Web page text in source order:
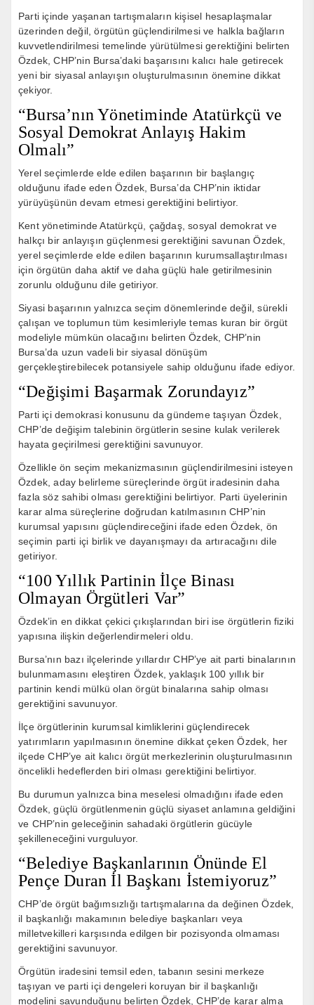
Parti içinde yaşanan tartışmaların kişisel hesaplaşmalar
üzerinden değil, örgütün güçlendirilmesi ve halkla bağların
kuvvetlendirilmesi temelinde yürütülmesi gerektiğini belirten
Özdek, CHP’nin Bursa’daki başarısını kalıcı hale getirecek
yeni bir siyasal anlayışın oluşturulmasının önemine dikkat
çekiyor.
“Bursa’nın Yönetiminde Atatürkçü ve
Sosyal Demokrat Anlayış Hakim
Olmalı”
Yerel seçimlerde elde edilen başarının bir başlangıç
olduğunu ifade eden Özdek, Bursa’da CHP’nin iktidar
yürüyüşünün devam etmesi gerektiğini belirtiyor.
Kent yönetiminde Atatürkçü, çağdaş, sosyal demokrat ve
halkçı bir anlayışın güçlenmesi gerektiğini savunan Özdek,
yerel seçimlerde elde edilen başarının kurumsallaştırılması
için örgütün daha aktif ve daha güçlü hale getirilmesinin
zorunlu olduğunu dile getiriyor.
Siyasi başarının yalnızca seçim dönemlerinde değil, sürekli
çalışan ve toplumun tüm kesimleriyle temas kuran bir örgüt
modeliyle mümkün olacağını belirten Özdek, CHP’nin
Bursa’da uzun vadeli bir siyasal dönüşüm
gerçekleştirebilecek potansiyele sahip olduğunu ifade ediyor.
“Değişimi Başarmak Zorundayız”
Parti içi demokrasi konusunu da gündeme taşıyan Özdek,
CHP’de değişim talebinin örgütlerin sesine kulak verilerek
hayata geçirilmesi gerektiğini savunuyor.
Özellikle ön seçim mekanizmasının güçlendirilmesini isteyen
Özdek, aday belirleme süreçlerinde örgüt iradesinin daha
fazla söz sahibi olması gerektiğini belirtiyor. Parti üyelerinin
karar alma süreçlerine doğrudan katılmasının CHP’nin
kurumsal yapısını güçlendireceğini ifade eden Özdek, ön
seçimin parti içi birlik ve dayanışmayı da artıracağını dile
getiriyor.
“100 Yıllık Partinin İlçe Binası
Olmayan Örgütleri Var”
Özdek’in en dikkat çekici çıkışlarından biri ise örgütlerin fiziki
yapısına ilişkin değerlendirmeleri oldu.
Bursa’nın bazı ilçelerinde yıllardır CHP’ye ait parti binalarının
bulunmamasını eleştiren Özdek, yaklaşık 100 yıllık bir
partinin kendi mülkü olan örgüt binalarına sahip olması
gerektiğini savunuyor.
İlçe örgütlerinin kurumsal kimliklerini güçlendirecek
yatırımların yapılmasının önemine dikkat çeken Özdek, her
ilçede CHP’ye ait kalıcı örgüt merkezlerinin oluşturulmasının
öncelikli hedeflerden biri olması gerektiğini belirtiyor.
Bu durumun yalnızca bina meselesi olmadığını ifade eden
Özdek, güçlü örgütlenmenin güçlü siyaset anlamına geldiğini
ve CHP’nin geleceğinin sahadaki örgütlerin gücüyle
şekilleneceğini vurguluyor.
“Belediye Başkanlarının Önünde El
Pençe Duran İl Başkanı İstemiyoruz”
CHP’de örgüt bağımsızlığı tartışmalarına da değinen Özdek,
il başkanlığı makamının belediye başkanları veya
milletvekilleri karşısında edilgen bir pozisyonda olmaması
gerektiğini savunuyor.
Örgütün iradesini temsil eden, tabanın sesini merkeze
taşıyan ve parti içi dengeleri koruyan bir il başkanlığı
modelini savunduğunu belirten Özdek, CHP’de karar alma